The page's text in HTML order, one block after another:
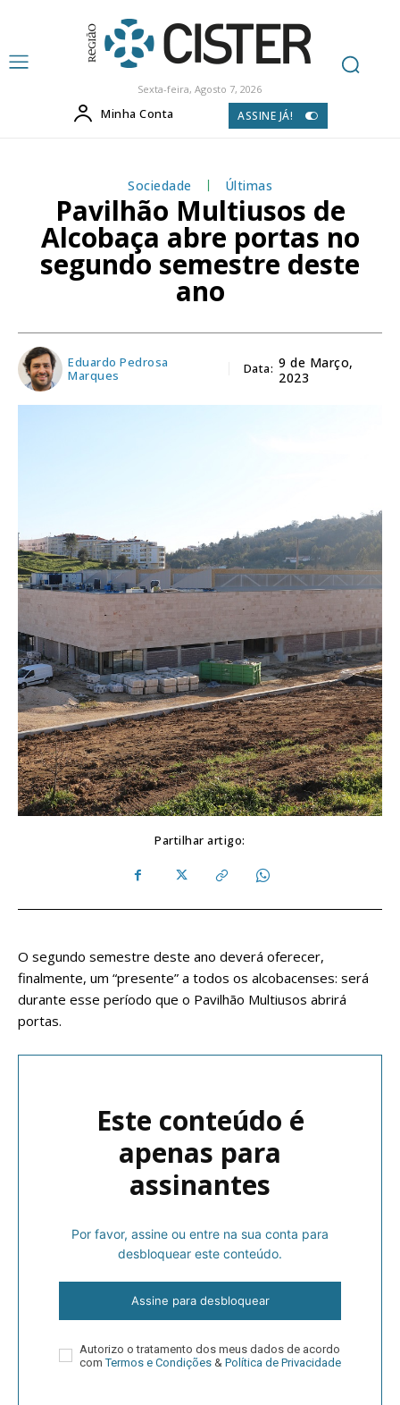
Sexta-feira, Agosto 7, 2026
Minha Conta ASSINE JÁ!
Sociedade Últimas
Pavilhão Multiusos de
Alcobaça abre portas no
segundo semestre deste
ano
Eduardo Pedrosa
Marques
Data: 9 de Março,
2023
Partilhar artigo:
O segundo semestre deste ano deverá oferecer,
finalmente, um “presente” a todos os alcobacenses: será
durante esse período que o Pavilhão Multiusos abrirá
portas.
Este conteúdo é
apenas para
assinantes
Por favor, assine ou entre na sua conta para
desbloquear este conteúdo.
Assine para desbloquear
Autorizo o tratamento dos meus dados de acordo
comTermos e Condições & Política de Privacidade